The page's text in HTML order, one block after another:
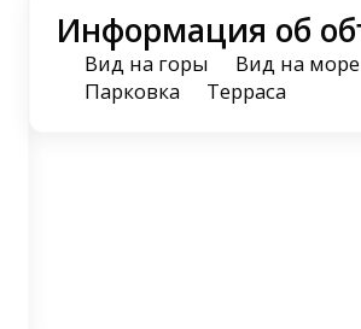
Информация об
Вид на горы Вид на море
Парковка
Терраса